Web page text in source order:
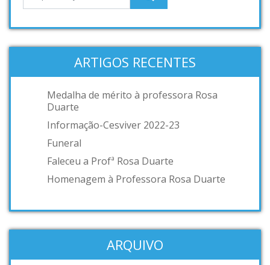
ARTIGOS RECENTES
Medalha de mérito à professora Rosa
Duarte
Informação-Cesviver 2022-23
Funeral
Faleceu a Profª Rosa Duarte
Homenagem à Professora Rosa Duarte
ARQUIVO